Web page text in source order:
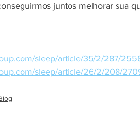
juntos melhorar sua
sleep/article/35/2/287/
sleep/article/26/2/208/